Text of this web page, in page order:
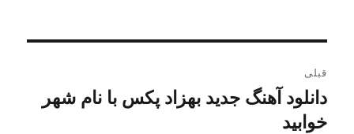
نوشته
قبلی
نوشته
قبلی:
دانلود آهنگ جدید بهزاد پکس با نام شهر
خوابید